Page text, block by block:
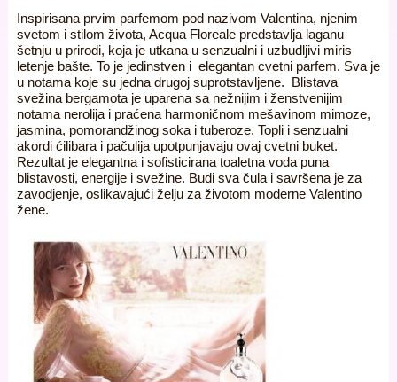
Inspirisana prvim parfemom pod nazivom Valentina, njenim
svetom i stilom života, Acqua Floreale predstavlja laganu
šetnju u prirodi, koja je utkana u senzualni i uzbudljivi miris
letenje bašte. To je jedinstven i elegantan cvetni parfem. Sva je
u notama koje su jedna drugoj suprotstavljene. Blistava
svežina bergamota je uparena sa nežnijim i ženstvenijim
notama nerolija i praćena harmoničnom mešavinom mimoze,
jasmina, pomorandžinog soka i tuberoze. Topli i senzualni
akordi ćilibara i pačulija upotpunjavaju ovaj cvetni buket.
Rezultat je elegantna i sofisticirana toaletna voda puna
blistavosti, energije i svežine. Budi sva čula i savršena je za
zavodjenje, oslikavajući želju za životom moderne Valentino
žene.